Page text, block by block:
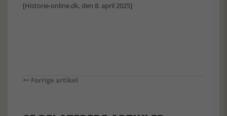
[Historie-online.dk, den 8. april 2025]
Forrige artikel